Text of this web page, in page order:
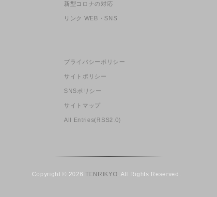
新型コロナの対応
リンク WEB・SNS
プライバシーポリシー
サイトポリシー
SNSポリシー
サイトマップ
All Entries(RSS2.0)
Copyright © 2026TENRIKYO. All Rights Reserved.